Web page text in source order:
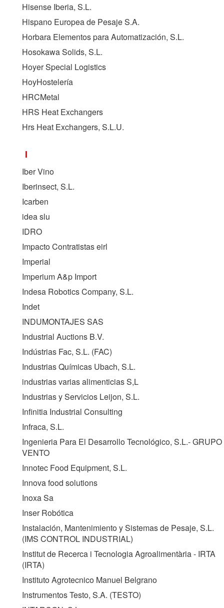
Hisense Iberia, S.L.
Hispano Europea de Pesaje S.A.
Horbara Elementos para Automatización, S.L.
Hosokawa Solids, S.L.
Hoyer Special Logistics
HoyHostelería
HRCMetal
HRS Heat Exchangers
Hrs Heat Exchangers, S.L.U.
I
Iber Vino
Iberinsect, S.L.
Icarben
idea slu
IDRO
Impacto Contratistas eirl
Imperial
Imperium A&p Import
Indesa Robotics Company, S.L.
Indet
INDUMONTAJES SAS
Industrial Auctions B.V.
Indústrias Fac, S.L. (FAC)
Industrias Químicas Ubach, S.L.
industrias varias alimenticias S,L
Industrias y Servicios Leijon, S.L.
Infinitia Industrial Consulting
Infraca, S.L.
Ingenieria Para El Desarrollo Tecnológico, S.L.- GRUPO
VENTO
Innotec Food Equipment, S.L.
Innova food solutions
Inoxa Sa
Inser Robótica
Instalación, Mantenimiento y Sistemas de Pesaje, S.L.
(IMS CONTROL INDUSTRIAL)
Institut de Recerca i Tecnologia Agroalimentària - IRTA
(IRTA)
Instituto Agrotecnico Manuel Belgrano
Instrumentos Testo, S.A. (TESTO)